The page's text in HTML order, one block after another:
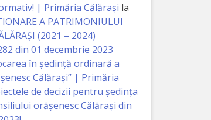
| Primăria Călărași la
A PATRIMONIULUI
(2021 – 2024)
din 01 decembrie 2023
în ședință ordinară a
Călărași” | Primăria
de decizii pentru ședința
orășenesc Călărași din